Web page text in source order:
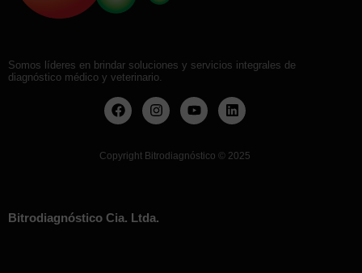
Somos líderes en brindar soluciones y servicios integrales de
diagnóstico médico y veterinario.
Copyright Bitrodiagnóstico © 2025
Bitrodiagnóstico Cia. Ltda.